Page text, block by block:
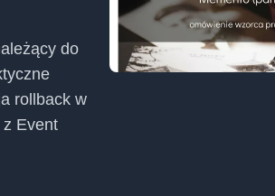
do
rollback w
z Event